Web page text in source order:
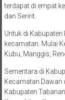
terdapat di empat
dan Seririt.
Untuk di
kecamatan. Mulai
Kubu, Manggis,
Sementara di
Kecamatan Dawan
Kabupaten